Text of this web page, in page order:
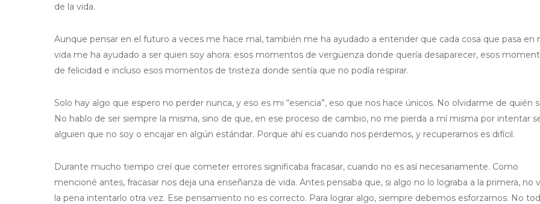
de la vida.
Aunque pensar en el futuro a veces me hace mal, también me ha ayudado a entender que cada cosa que pasa en
vida me ha ayudado a ser quien soy ahora: esos momentos de vergüenza donde quería desaparecer, esos
de felicidad e incluso esos momentos de tristeza donde sentía que no podía respirar.
Solo hay algo que espero no perder nunca, y eso es mi “esencia”, eso que nos hace únicos. No olvidarme de quién
No hablo de ser siempre la misma, sino de que, en ese proceso de cambio, no me pierda a mí misma por intentar
alguien que no soy o encajar en algún estándar. Porque ahí es cuando nos perdemos, y recuperarnos es difícil.
Durante mucho tiempo creí que cometer errores significaba fracasar, cuando no es así necesariamente. Como
mencioné antes, fracasar nos deja una enseñanza de vida. Antes pensaba que, si algo no lo lograba a la primera, no
la pena intentarlo otra vez. Ese pensamiento no es correcto. Para lograr algo, siempre debemos esforzarnos. No